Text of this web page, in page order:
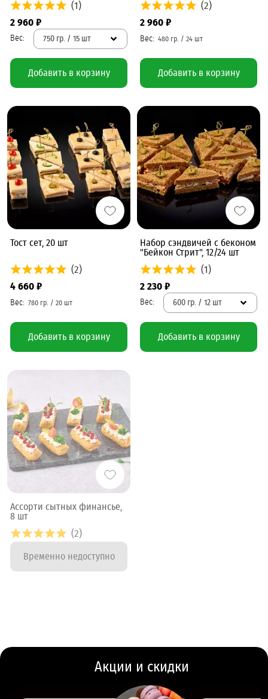
(1)
2 960 ₽
750 гр. / 15 шт
Добавить в корзину
(2)
2 960 ₽
Добавить в корзину
Тост сет, 20 шт
(2)
4 660 ₽
Добавить в корзину
Набор сэндвичей с беконом
"Бейкон Стрит", 12/24 шт
(1)
2 230 ₽
600 гр. / 12 шт
Добавить в корзину
Ассорти сытных финансье,
8 шт
(2)
Временно недоступно
Акции и скидки